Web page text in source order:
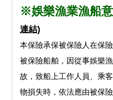
※娛樂漁業漁船
連結)
本保險承保被保險人在保
被保險船舶，因從事娛樂
故，致船上工作人員、乘
物損失時，依法應由被保